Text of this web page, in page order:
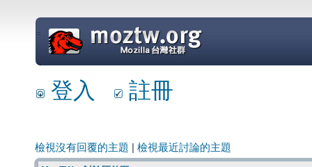
=
登入 註冊
檢視沒有回覆的主題 檢視最近討論的主題